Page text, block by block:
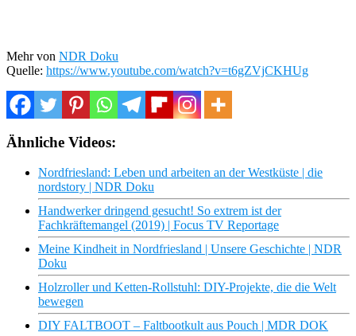
Mehr von NDR Doku
Quelle: https://www.youtube.com/watch?v=t6gZVjCKHUg
Ähnliche Videos:
Nordfriesland: Leben und arbeiten an der Westküste | die
nordstory | NDR Doku
Handwerker dringend gesucht! So extrem ist der
Fachkräftemangel (2019) | Focus TV Reportage
Meine Kindheit in Nordfriesland | Unsere Geschichte | NDR
Doku
Holzroller und Ketten-Rollstuhl: DIY-Projekte, die die Welt
bewegen
DIY FALTBOOT – Faltbootkult aus Pouch | MDR DOK